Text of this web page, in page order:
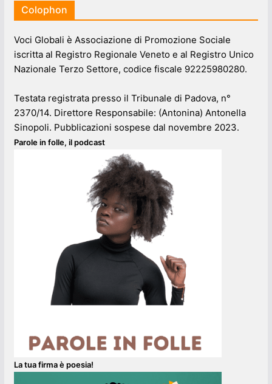
Colophon
Voci Globali è Associazione di Promozione Sociale
iscritta al Registro Regionale Veneto e al Registro Unico
Nazionale Terzo Settore, codice fiscale 92225980280.
Testata registrata presso il Tribunale di Padova, n°
2370/14. Direttore Responsabile: (Antonina) Antonella
Sinopoli. Pubblicazioni sospese dal novembre 2023.
Parole in folle, il podcast
La tua firma è poesia!